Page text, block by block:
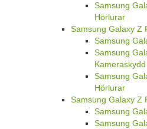
Samsung
Hörlurar
Samsung Galaxy Z
Samsung
Samsung
Kameraskydd
Samsung
Hörlurar
Samsung Galaxy Z
Samsung
Samsung